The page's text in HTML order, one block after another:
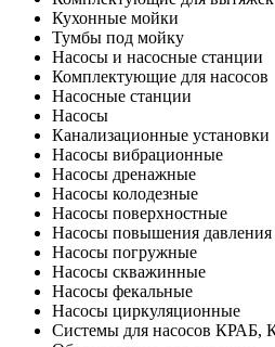
Кухонные мойки
Тумбы под мойку
Насосы и насосные станции
Комплектующие для насосов
Насосные станции
Насосы
Канализационные установки
Насосы вибрационные
Насосы дренажные
Насосы колодезные
Насосы поверхностные
Насосы повышения давления
Насосы погружные
Насосы скважинные
Насосы фекальные
Насосы циркуляционные
Системы для насосов КРАБ,